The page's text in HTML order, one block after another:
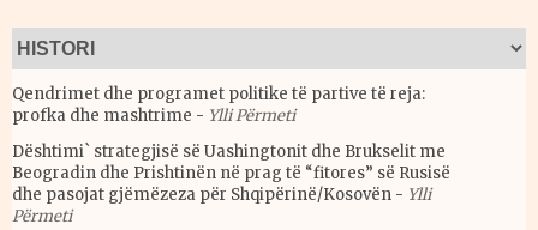
Qendrimet dhe programet politike të partive të reja:
profka dhe mashtrime - Ylli Përmeti
Dështimi` strategjisë së Uashingtonit dhe Brukselit me
Beogradin dhe Prishtinën në prag të “fitores” së Rusisë
dhe pasojat gjëmëzeza për Shqipërinë/Kosovën - Ylli
Përmeti